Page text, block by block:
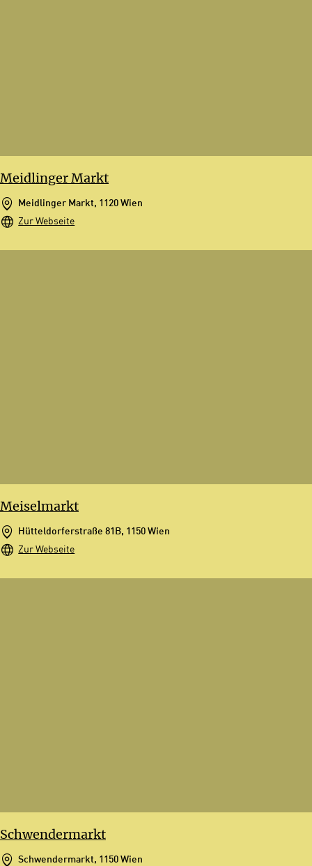
Meidlinger Markt
Meidlinger Markt, 1120 Wien
Zur Webseite
Meiselmarkt
Hütteldorferstraße 81B, 1150 Wien
Zur Webseite
Schwendermarkt
Schwendermarkt, 1150 Wien